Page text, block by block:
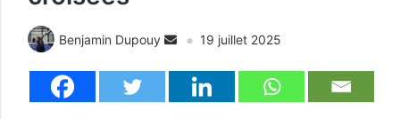
Benjamin Dupouy 19 juillet 2025